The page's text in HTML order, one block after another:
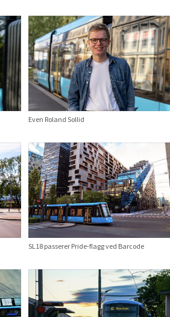
Even Roland Sollid
SL18 passerer Pride-flagg ved Barcode